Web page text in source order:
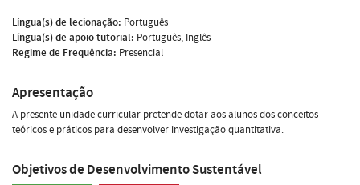
Língua(s) de lecionação: Português
Língua(s) de apoio tutorial: Português, Inglês
Regime de Frequência: Presencial
Apresentação
A presente unidade curricular pretende dotar aos alunos dos conceitos
teóricos e práticos para desenvolver investigação quantitativa.
Objetivos de Desenvolvimento Sustentável